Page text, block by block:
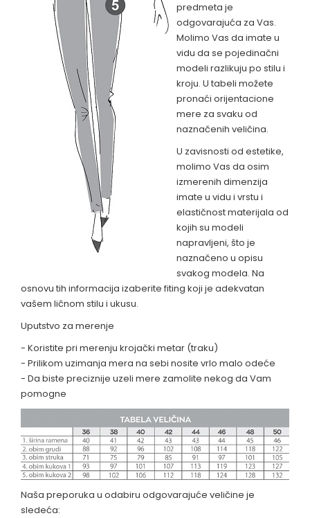
predmeta je
odgovarajuća za Vas.
Molimo Vas da imate u
vidu da se pojedinačni
modeli razlikuju po stilu i
kroju. U tabeli možete
pronaći orijentacione
mere za svaku od
naznačenih veličina.
U zavisnosti od estetike,
molimo Vas da osim
izmerenih dimenzija
imate u vidu i vrstu i
elastičnost materijala od
kojih su modeli
napravljeni, što je
naznačeno u opisu
svakog modela. Na
osnovu tih informacija izaberite fiting koji je adekvatan
vašem ličnom stilu i ukusu.
Uputstvo za merenje
- Koristite pri merenju krojački metar (traku)
- Prilikom uzimanja mera na sebi nosite vrlo malo odeće
- Da biste preciznije uzeli mere zamolite nekog da Vam
pomogne
Naša preporuka u odabiru odgovarajuće veličine je
sledeća: